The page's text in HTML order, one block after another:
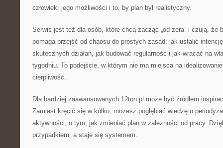
człowiek: jego możliwości i to, by plan był realistyczny.
Serwis jest też dla osób, które chcą zacząć „od zera” i czują, że
pomaga przejść od chaosu do prostych zasad: jak ustalić
skutecznych działań, jak budować regularność i jak wracać na
tygodniu. To podejście, w którym nie ma miejsca na
cierpliwość.
Dla bardziej zaawansowanych 12ton.pl może być źródłem
Zamiast kręcić się w kółko, możesz pogłębiać wiedzę o
aktywności, o tym, jak zmieniać plan w zależności od pracy.
przypadkiem, a staje się systemem.